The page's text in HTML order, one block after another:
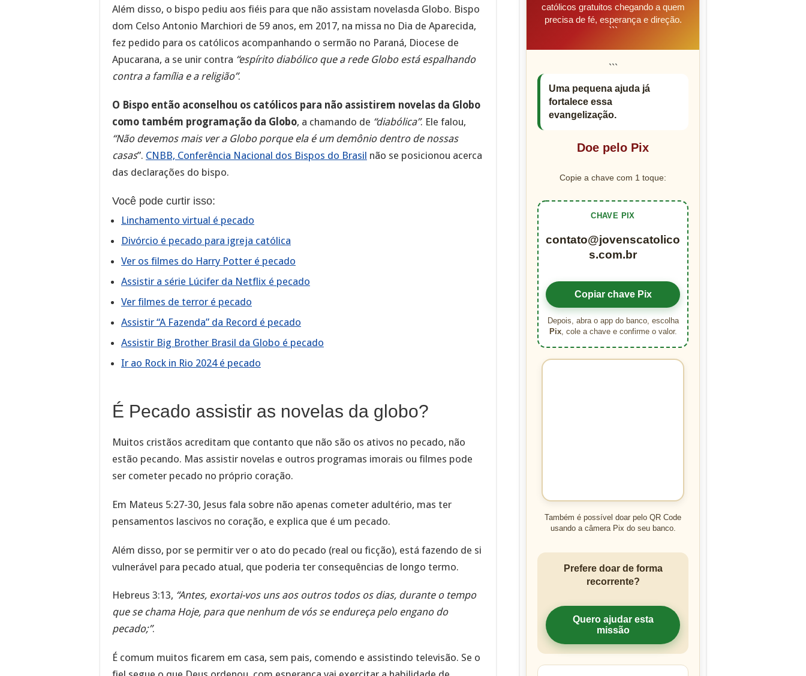
Além disso, o bispo pediu aos fiéis para que não assistam novelasda Globo. Bispo
dom Celso Antonio Marchiori de 59 anos, em 2017, na missa no Dia de Aparecida,
fez pedido para os católicos acompanhando o sermão no Paraná, Diocese de
Apucarana, a se unir contra “espírito diabólico que a rede Globo está espalhando
contra a família e a religião”.
O Bispo então aconselhou os católicos para não assistirem novelas da Globo
como também programação da Globo, a chamando de “diabólica”. Ele falou,
“Não devemos mais ver a Globo porque ela é um demônio dentro de nossas
casas”. CNBB, Conferência Nacional dos Bispos do Brasil não se posicionou acerca
das declarações do bispo.
Você pode curtir isso:
Linchamento virtual é pecado
Divórcio é pecado para igreja católica
Ver os filmes do Harry Potter é pecado
Assistir a série Lúcifer da Netflix é pecado
Ver filmes de terror é pecado
Assistir “A Fazenda” da Record é pecado
Assistir Big Brother Brasil da Globo é pecado
Ir ao Rock in Rio 2024 é pecado
É Pecado assistir as novelas da globo?
Muitos cristãos acreditam que contanto que não são os ativos no pecado, não
estão pecando. Mas assistir novelas e outros programas imorais ou filmes pode
ser cometer pecado no próprio coração.
Em Mateus 5:27-30, Jesus fala sobre não apenas cometer adultério, mas ter
pensamentos lascivos no coração, e explica que é um pecado.
Além disso, por se permitir ver o ato do pecado (real ou ficção), está fazendo de si
vulnerável para pecado atual, que poderia ter consequências de longo termo.
Hebreus 3:13, “Antes, exortai-vos uns aos outros todos os dias, durante o tempo
que se chama Hoje, para que nenhum de vós se endureça pelo engano do
pecado;”.
É comum muitos ficarem em casa, sem pais, comendo e assistindo televisão. Se o
católicos gratuitos chegando a quem
precisa de fé, esperança e direção.
```
```
Uma pequena ajuda já
fortalece essa
evangelização.
Doe pelo Pix
Copie a chave com 1 toque:
CHAVE PIX
contato@jovenscatolico
s.com.br
Copiar chave Pix
Depois, abra o app do banco, escolha
Pix, cole a chave e confirme o valor.
Também é possível doar pelo QR Code
usando a câmera Pix do seu banco.
Prefere doar de forma
recorrente?
Quero ajudar esta
missão